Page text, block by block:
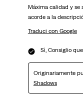
Máxima calidad y se
acorde a la
Traduci con Google
Sì, Consiglio
Originariamente
Shadows